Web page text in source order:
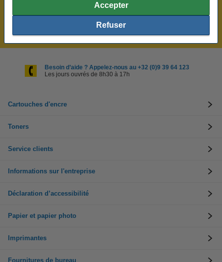
Accepter
Refuser
Plus de 5 millions de clients !
Besoin d’aide ? Appelez-nous au +32 (0)9 39 64 123
Les jours ouvrés de 8h30 à 17h
Cartouches d'encre
Toners
Service clients
Informations sur l'entreprise
Déclaration d’accessibilité
Papier et papier photo
Imprimantes
Fournitures de bureau